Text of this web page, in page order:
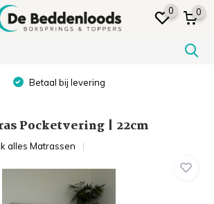
0 0
Showroom in SNEEK &
Pocketvering | 22cm
alles Matrassen